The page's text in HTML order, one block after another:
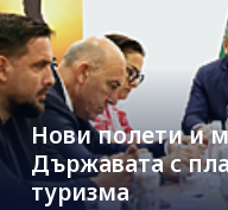
Нови полети и
Държавата с
туризма